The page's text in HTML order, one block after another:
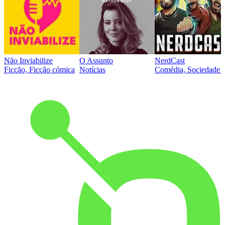
Não Inviabilize
Ficção, Ficção cómica
O Assunto
Notícias
NerdCast
Comédia, Sociedade